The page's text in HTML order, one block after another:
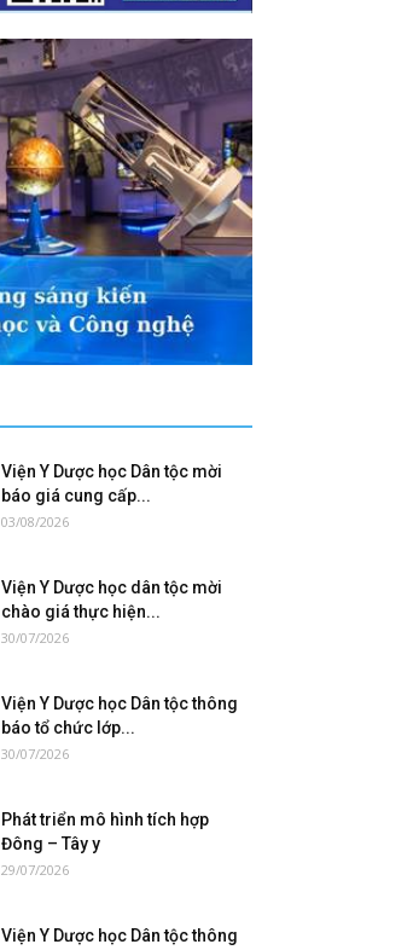
Viện Y Dược học Dân tộc mời
báo giá cung cấp...
03/08/2026
Viện Y Dược học dân tộc mời
chào giá thực hiện...
30/07/2026
Viện Y Dược học Dân tộc thông
báo tổ chức lớp...
30/07/2026
Phát triển mô hình tích hợp
Đông – Tây y
29/07/2026
Viện Y Dược học Dân tộc thông